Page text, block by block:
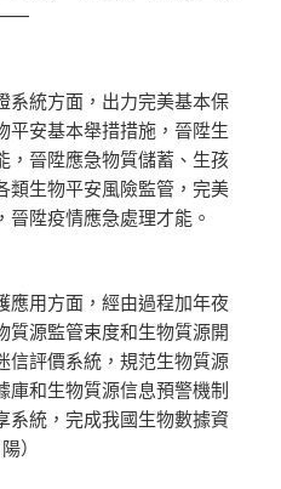
——
統方面，出力完美基本保
平安基本舉措措施，晉陞生
，晉陞應急物質儲蓄、生孩
類生物平安風險監管，完美
陞疫情應急處理才能。
用方面，經由過程加年夜
質源監管束度和生物質源開
信評價系統，規范生物質源
庫和生物質源信息預警機制
系統，完成我國生物數據資
）